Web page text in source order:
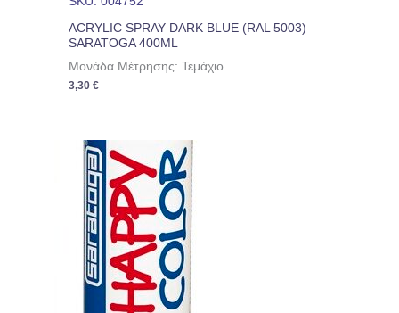
ACRYLIC SPRAY DARK BLUE (RAL 5003)
SARATOGA 400ML
Μονάδα Μέτρησης: Τεμάχιο
3,30€